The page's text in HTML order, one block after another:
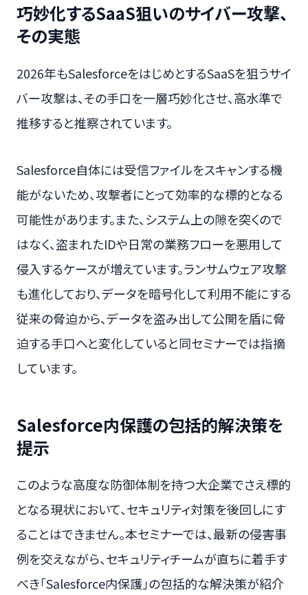
巧妙化するSaaS狙いのサイバー攻撃、
その実態
2026年もSalesforceをはじめとするSaaSを狙うサイ
バー攻撃は、その手口を一層巧妙化させ、高水準で
推移すると推察されています。
Salesforce自体には受信ファイルをスキャンする機
能がないため、攻撃者にとって効率的な標的となる
可能性があります。また、システム上の隙を突くので
はなく、盗まれたIDや日常の業務フローを悪用して
侵入するケースが増えています。ランサムウェア攻撃
も進化しており、データを暗号化して利用不能にする
従来の脅迫から、データを盗み出して公開を盾に脅
迫する手口へと変化していると同セミナーでは指摘
しています。
Salesforce内保護の包括的解決策を
提示
このような高度な防御体制を持つ大企業でさえ標的
となる現状において、セキュリティ対策を後回しにす
ることはできません。本セミナーでは、最新の侵害事
例を交えながら、セキュリティチームが直ちに着手す
べき「Salesforce内保護」の包括的な解決策が紹介